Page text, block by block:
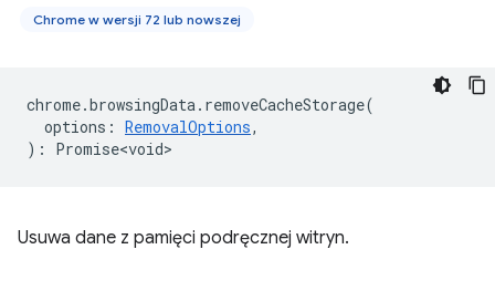
Chrome w wersji 72 lub nowszej
chrome.browsingData. removeCacheStorage(
options : RemovalOptions,
) : Promise<void>
Usuwa dane z pamięci podręcznej witryn.